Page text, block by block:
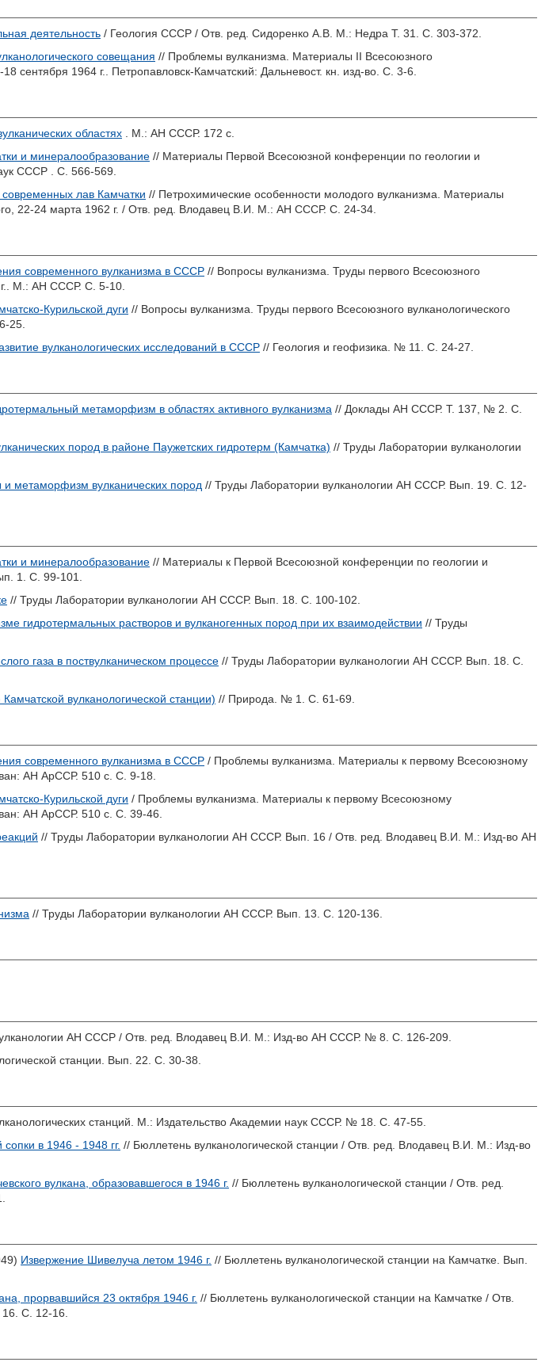
деятельность / Геология СССР / Отв. ред. Сидоренко А.В. М.: Недра Т. 31. С. 303-372.
совещания // Проблемы вулканизма. Материалы II Всесоюзного
сентября 1964 г.. Петропавловск-Камчатский: Дальневост. кн. изд-во. С. 3-6.
областях . М.: АН СССР. 172 с.
и минералообразование // Материалы Первой Всесоюзной конференции по геологии и
СССР . С. 566-569.
лав Камчатки // Петрохимические особенности молодого вулканизма. Материалы
22-24 марта 1962 г. / Отв. ред. Влодавец В.И. М.: АН СССР. С. 24-34.
современного вулканизма в СССР // Вопросы вулканизма. Труды первого Всесоюзного
г.. М.: АН СССР. С. 5-10.
Курильской дуги // Вопросы вулканизма. Труды первого Всесоюзного вулканологического
25.
вулканологических исследований в СССР // Геология и геофизика. № 11. С. 24-27.
метаморфизм в областях активного вулканизма // Доклады АН СССР. Т. 137, № 2. С.
пород в районе Паужетских гидротерм (Камчатка) // Труды Лаборатории вулканологии
метаморфизм вулканических пород // Труды Лаборатории вулканологии АН СССР. Вып. 19. С. 12-
и минералообразование // Материалы к Первой Всесоюзной конференции по геологии и
1. С. 99-101.
// Труды Лаборатории вулканологии АН СССР. Вып. 18. С. 100-102.
гидротермальных растворов и вулканогенных пород при их взаимодействии // Труды
газа в поствулканическом процессе // Труды Лаборатории вулканологии АН СССР. Вып. 18. С.
вулканологической станции) // Природа. № 1. С. 61-69.
современного вулканизма в СССР / Проблемы вулканизма. Материалы к первому Всесоюзному
АН АрССР. 510 с. С. 9-18.
Курильской дуги / Проблемы вулканизма. Материалы к первому Всесоюзному
АН АрССР. 510 с. С. 39-46.
// Труды Лаборатории вулканологии АН СССР. Вып. 16 / Отв. ред. Влодавец В.И.
М.: Изд-во АН
// Труды Лаборатории вулканологии АН СССР. Вып. 13. С. 120-136.
АН СССР / Отв. ред. Влодавец В.И.
М.: Изд-во АН СССР. № 8. С. 126-209.
станции. Вып. 22. С. 30-38.
станций. М.: Издательство Академии наук СССР. № 18. С. 47-55.
в 1946 - 1948 гг. // Бюллетень вулканологической станции / Отв. ред. Влодавец В.И.
М.: Изд-во
вулкана, образовавшегося в 1946 г. // Бюллетень вулканологической станции / Отв. ред.
Извержение Шивелуча летом 1946 г. // Бюллетень вулканологической станции на Камчатке. Вып.
прорвавшийся 23 октября 1946 г. // Бюллетень вулканологической станции на Камчатке / Отв.
С. 12-16.